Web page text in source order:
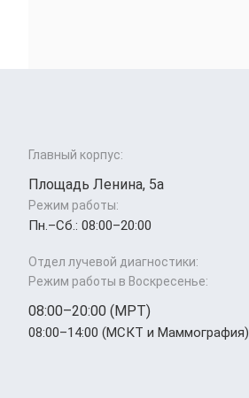
Главный корпус:
Площадь Ленина, 5а
Режим работы:
Пн.–Cб.: 08:00–20:00
Отдел лучевой диагностики:
Режим работы в Воскресенье:
08:00–20:00 (МРТ)
08:00–14:00 (МСКТ и Маммография)